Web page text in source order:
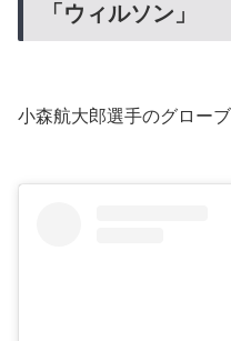
「ウィルソン」
小森航大郎選手のグロー